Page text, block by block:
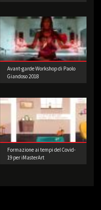
Avant-garde Workshop di Paolo
Giandoso 2018
Formazione ai tempi del Covid-
19 per iMasterArt